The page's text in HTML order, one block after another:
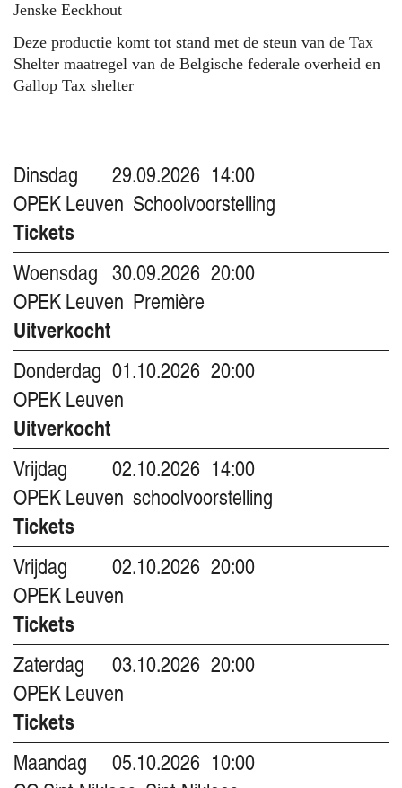
Jenske Eeckhout
Deze productie komt tot stand met de steun van de Tax
Shelter maatregel van de Belgische federale overheid en
Gallop Tax shelter
Dinsdag 29.09.2026 14:00
OPEK Leuven Schoolvoorstelling
Tickets
Woensdag 30.09.2026 20:00
OPEK Leuven Première
Uitverkocht
Donderdag 01.10.2026 20:00
OPEK Leuven
Uitverkocht
Vrijdag
02.10.2026 14:00
OPEK Leuven schoolvoorstelling
Tickets
Vrijdag
02.10.2026 20:00
OPEK Leuven
Tickets
Zaterdag
03.10.2026 20:00
OPEK Leuven
Tickets
Maandag
05.10.2026 10:00